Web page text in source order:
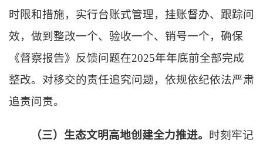
时限和措施，实行台账式管理，挂账督办、跟踪问
效，做到整改一个、验收一个、销号一个，确保
《督察报告》反馈问题在2025年年底前全部完成
整改。对移交的责任追究问题，依规依纪依法严肃
追责问责。
（三）生态文明高地创建全力推进。 时刻牢记